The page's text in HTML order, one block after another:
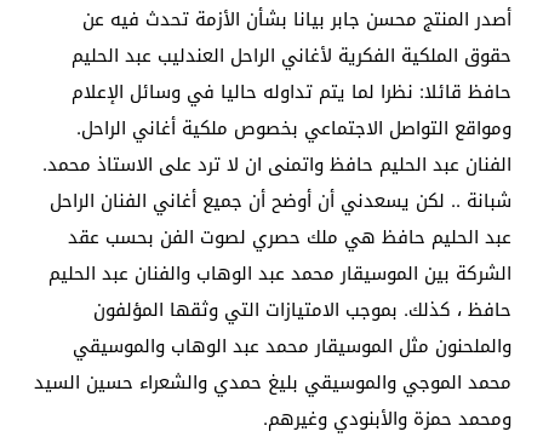
أصدر المنتج محسن جابر بيانا بشأن الأزمة تحدث فيه عن
حقوق الملكية الفكرية لأغاني الراحل العندليب عبد الحليم
حافظ قائلا: نظرا لما يتم تداوله حاليا في وسائل الإعلام
ومواقع التواصل الاجتماعي بخصوص ملكية أغاني الراحل.
الفنان عبد الحليم حافظ واتمنى ان لا ترد على الاستاذ محمد.
شبانة .. لكن يسعدني أن أوضح أن جميع أغاني الفنان الراحل
عبد الحليم حافظ هي ملك حصري لصوت الفن بحسب عقد
الشركة بين الموسيقار محمد عبد الوهاب والفنان عبد الحليم
حافظ ، كذلك. بموجب الامتيازات التي وثقها المؤلفون
والملحنون مثل الموسيقار محمد عبد الوهاب والموسيقي
محمد الموجي والموسيقي بليغ حمدي والشعراء حسين السيد
ومحمد حمزة والأبنودي وغيرهم.